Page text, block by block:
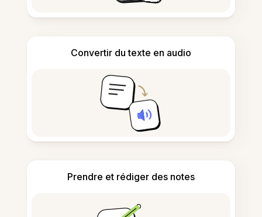
Convertir du texte en audio
Prendre et rédiger des notes